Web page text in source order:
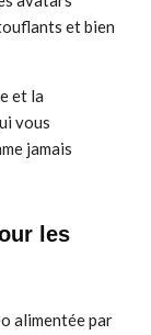
et bien
et la
vous
jamais
les
alimentée par